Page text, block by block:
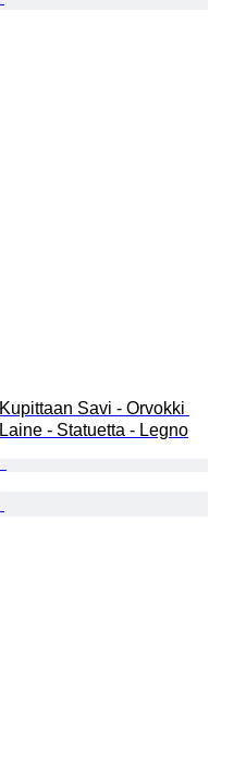
Kupittaan Savi - Orvokki
Laine - Statuetta - Legno